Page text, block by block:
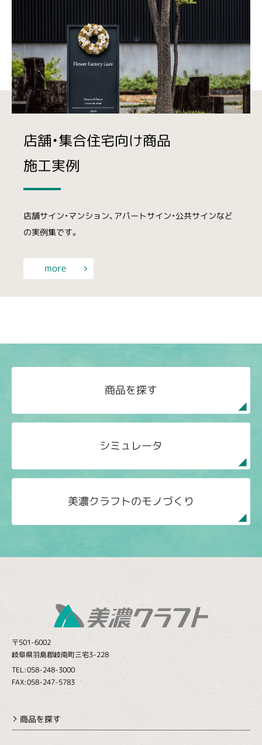
店舗・集合住宅向け商品
施工実例
店舗サイン・マンション、アパートサイン・公共サインなど
の実例集です。
more
商品を探す
シミュレータ
美濃クラフトのモノづくり
〒501-6002
岐阜県羽島郡岐南町三宅3-228
TEL:058-248-3000
FAX:058-247-5783
商品を探す